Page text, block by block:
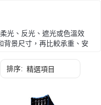
光、反光、遮光或色溫效
背景尺寸，再比較承重、安
尺寸，再比較承重、安裝方